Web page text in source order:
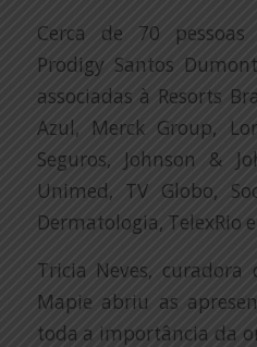
Cerca de 70
Prodigy Santos
associadas à Resorts
Azul, Merck Group,
Seguros, Johnson &
Unimed, TV Globo,
Dermatologia, TelexRio
Tricia Neves,
Mapie abriu as
toda a importância da